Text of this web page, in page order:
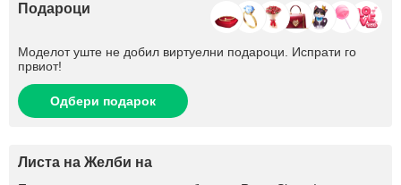
Подароци
Моделот уште не добил виртуелни подароци. Испрати го
првиот!
Одбери подарок
Листа на Желби на